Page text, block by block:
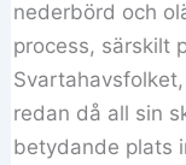
nederbörd och
process, särskilt
redan då all sin
betydande plats